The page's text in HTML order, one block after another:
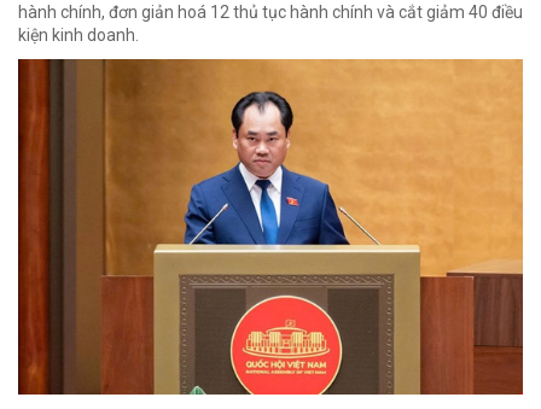
hành chính, đơn giản hoá 12 thủ tục hành chính và cắt giảm 40 điều
kiện kinh doanh.